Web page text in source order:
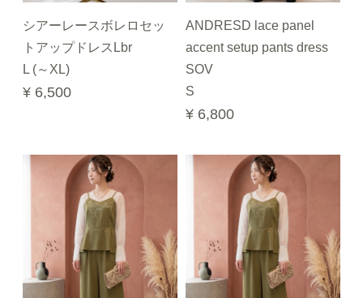
シアーレースボレロセッ
トアップドレスLbr
L (～XL)
¥ 6,500
ANDRESD lace panel
accent setup pants dress
SOV
S
¥ 6,800